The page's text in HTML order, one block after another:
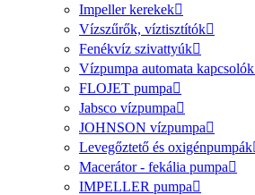
Impeller kerekek
Vízszűrők, víztisztítók
Fenékvíz szivattyúk
Vízpumpa automata kapcsolók
FLOJET pumpa
Jabsco vízpumpa
JOHNSON vízpumpa
Levegőztető és oxigénpumpák
Macerátor - fekália pumpa
IMPELLER pumpa